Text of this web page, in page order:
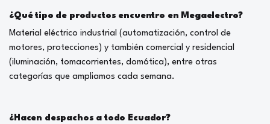
¿Qué tipo de productos encuentro en Megaelectro?
Material eléctrico industrial (automatización, control de
motores, protecciones) y también comercial y residencial
(iluminación, tomacorrientes, domótica), entre otras
categorías que ampliamos cada semana.
¿Hacen despachos a todo Ecuador?